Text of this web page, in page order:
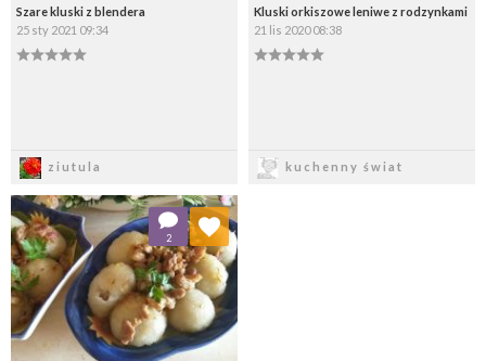
Szare kluski z blendera
25 sty 2021 09:34
ziutula
Kluski orkiszowe leniwe z rodzynkami
21 lis 2020 08:38
kuchenny świat
2
Dodaj do ulubionych
Wybierz listę: